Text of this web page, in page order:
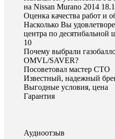
на Nissan Murano 2014
Оценка качества работ и
Насколько Вы
центра по десятибальной
10
Почему выбрали
OMVL/SAVER?
Посоветовал мастер СТО
Известный, надежный
Выгодные условия, цена
Гарантия
Аудиоотзыв